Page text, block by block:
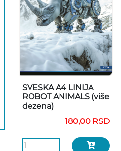
SVESKA A4 LINIJA
ROBOT ANIMALS (više
dezena)
180,00 RSD